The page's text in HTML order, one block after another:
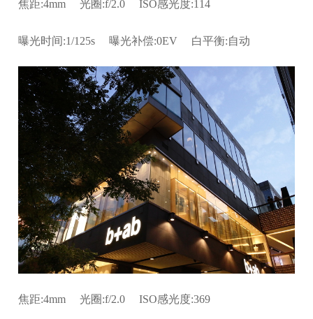
焦距:4mm 光圈:f/2.0 ISO感光度:114
曝光时间:1/125s 曝光补偿:0EV 白平衡:自动
焦距:4mm 光圈:f/2.0 ISO感光度:369